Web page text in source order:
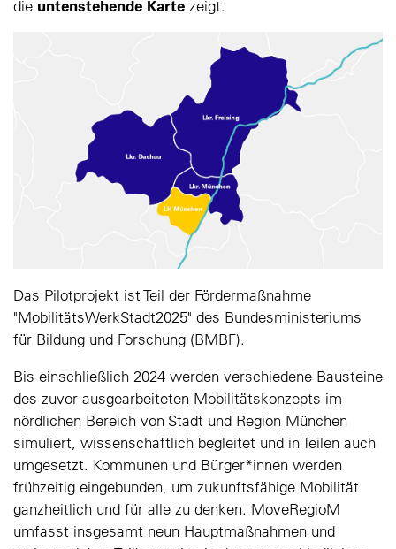
die untenstehende Karte zeigt.
Das Pilotprojekt ist Teil der Fördermaßnahme
"MobilitätsWerkStadt2025" des Bundesministeriums
für Bildung und Forschung (BMBF).
Bis einschließlich 2024 werden verschiedene Bausteine
des zuvor ausgearbeiteten Mobilitätskonzepts im
nördlichen Bereich von Stadt und Region München
simuliert, wissenschaftlich begleitet und in Teilen auch
umgesetzt. Kommunen und Bürger*innen werden
frühzeitig eingebunden, um zukunftsfähige Mobilität
ganzheitlich und für alle zu denken. MoveRegioM
umfasst insgesamt neun Hauptmaßnahmen und